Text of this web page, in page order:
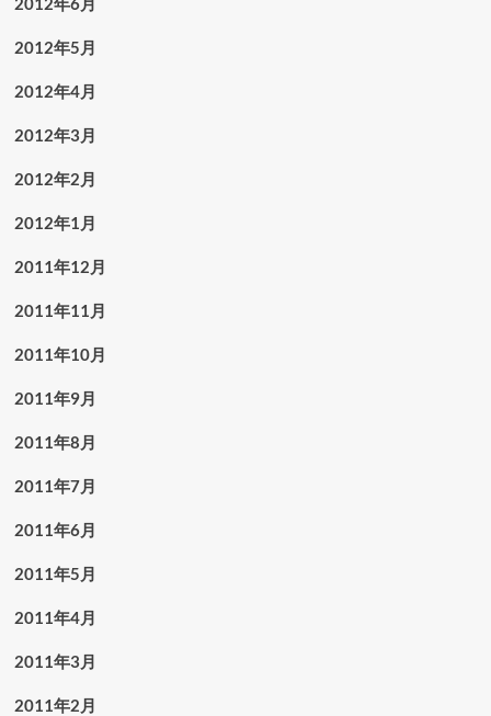
2012年5月
2012年4月
2012年3月
2012年2月
2012年1月
2011年12月
2011年11月
2011年10月
2011年9月
2011年8月
2011年7月
2011年6月
2011年5月
2011年4月
2011年3月
2011年2月